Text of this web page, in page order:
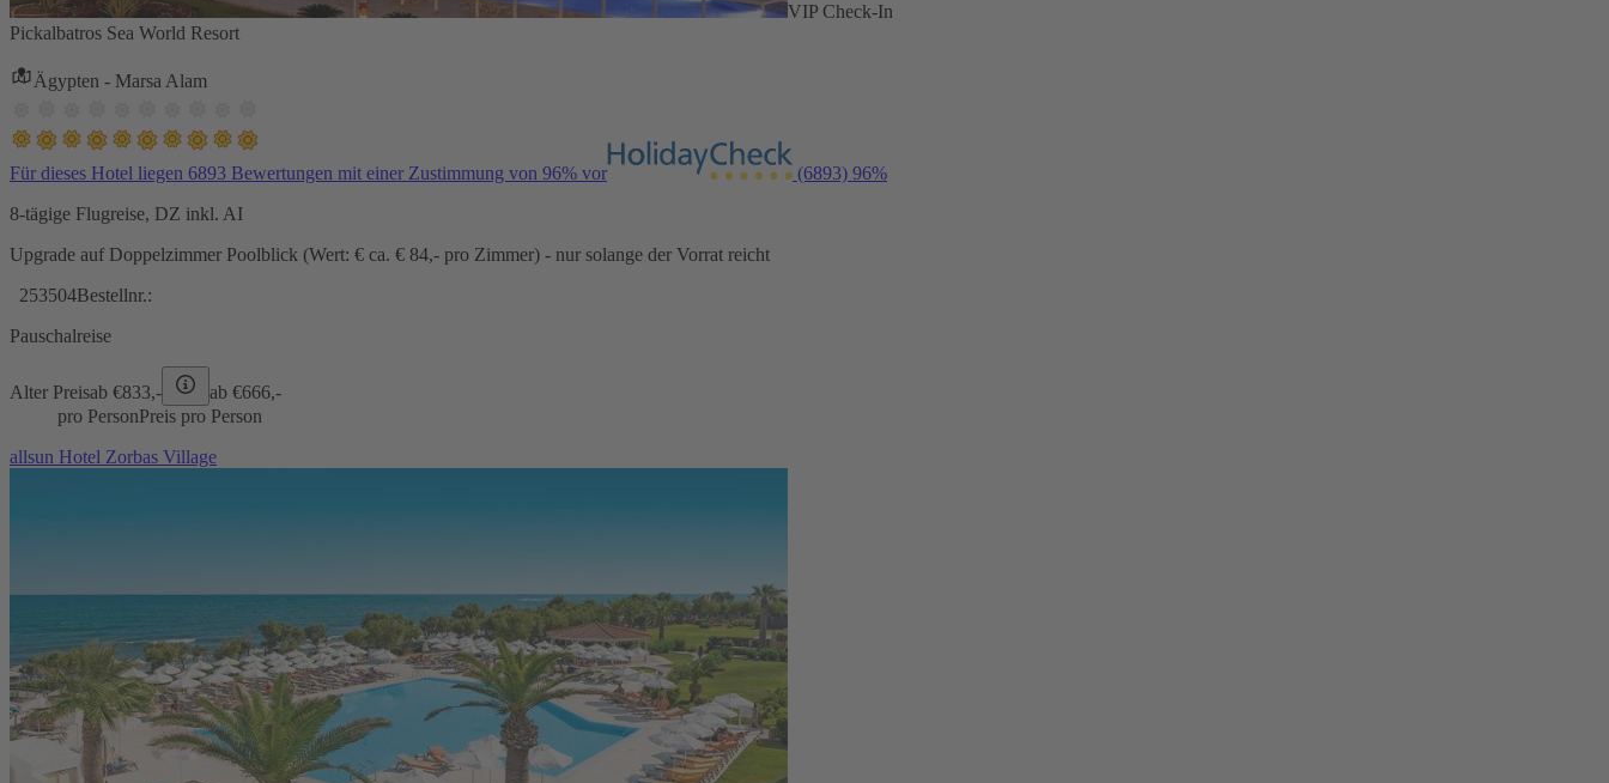
VIP Check-In
Pickalbatros Sea World Resort
Ägypten - Marsa Alam
Für dieses Hotel liegen 6893 Bewertungen mit einer Zustimmung von 96% vor (6893) 96%
8-tägige Flugreise, DZ inkl. AI
Upgrade auf Doppelzimmer Poolblick (Wert: € ca. € 84,- pro Zimmer) - nur solange der Vorrat reicht
253504Bestellnr.:
Pauschalreise
Alter Preisab €833,- ab €666,-
pro PersonPreis pro Person
allsun Hotel Zorbas Village